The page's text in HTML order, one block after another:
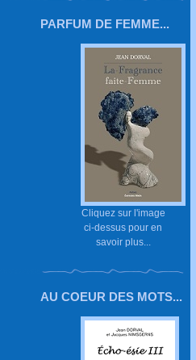
PARFUM DE FEMME...
Cliquez sur l'image
ci-dessus pour en
savoir plus...
AU COEUR DES MOTS...